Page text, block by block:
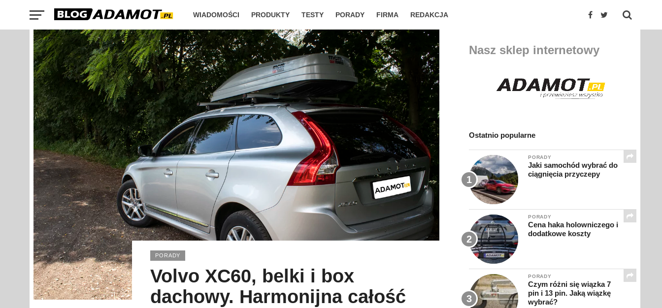
WIADOMOŚCI PRODUKTY TESTY PORADY FIRMA REDAKCJA
PORADY
Volvo XC60, belki i box
dachowy. Harmonijna całość
Nasz sklep internetowy
Ostatnio popularne
PORADY
Jaki samochód wybrać do
ciągnięcia przyczepy
PORADY
Cena haka holowniczego i
dodatkowe koszty
PORADY
Czym różni się wiązka 7
pin i 13 pin. Jaką wiązkę
wybrać?